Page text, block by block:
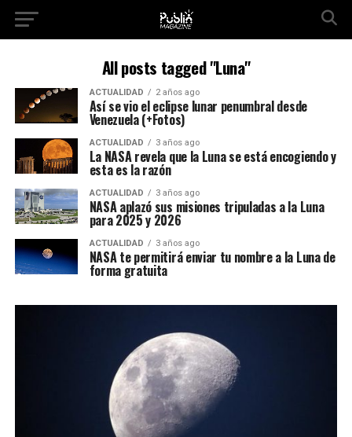
All posts tagged "Luna"
ACTUALIDAD 2 años ago
Así se vio el eclipse lunar penumbral desde
Venezuela (+Fotos)
ACTUALIDAD 3 años ago
La NASA revela que la Luna se está encogiendo y
esta es la razón
ACTUALIDAD 3 años ago
NASA aplazó sus misiones tripuladas a la Luna
para 2025 y 2026
ACTUALIDAD 3 años ago
NASA te permitirá enviar tu nombre a la Luna de
forma gratuita